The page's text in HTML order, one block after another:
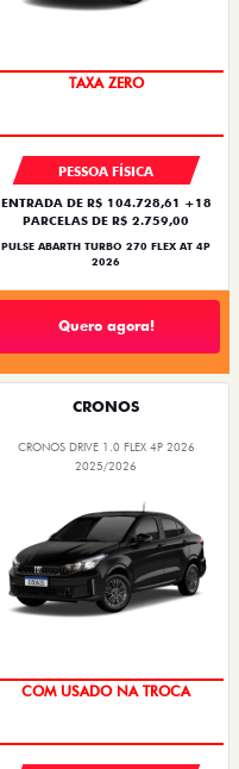
SAIA DE FIAT 0KM
PESSOA FÍSICA
ENTRADA DE R$ 104.728,61 +18
PARCELAS DE R$ 2.759,00
PULSE ABARTH TURBO 270 FLEX AT 4P
2026
Quero agora!
CRONOS
CRONOS DRIVE 1.0 FLEX 4P 2026
2025/2026
SUPER DESCONTO